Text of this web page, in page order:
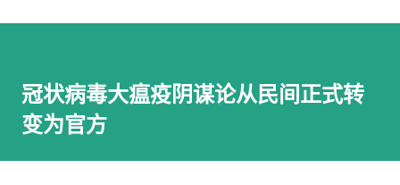
冠状病毒大瘟疫阴谋论从民间正式转
变为官方